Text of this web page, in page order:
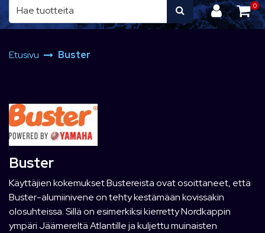
0
Etusivu Buster
Buster
Käyttäjien kokemukset Bustereista ovat osoittaneet, että
Buster-alumiinivene on tehty kestämään kovissakin
olosuhteissa. Sillä on esimerkiksi kierretty Nordkappin
ympäri Jäämereltä Atlantille ja kuljettu muinaisten